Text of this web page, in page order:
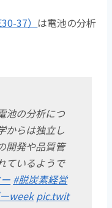
37） は電池の分析
池の分析につ
からは独立し
開発や品質管
ているようで
#脱炭素経営
week pic.twit